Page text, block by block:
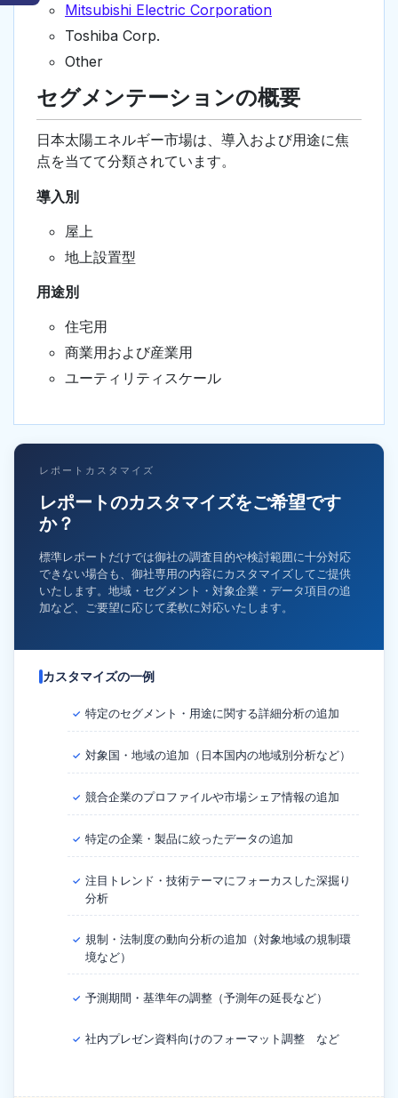
Mitsubishi Electric Corporation
Toshiba Corp.
Other
セグメンテーションの概要
日本太陽エネルギー市場は、導入および用途に焦
点を当てて分類されています。
導入別
屋上
地上設置型
用途別
住宅用
商業用および産業用
ユーティリティスケール
レポートカスタマイズ
レポートのカスタマイズをご希望です
か？
標準レポートだけでは御社の調査目的や検討範囲に十分対応
できない場合も、御社専用の内容にカスタマイズしてご提供
いたします。地域・セグメント・対象企業・データ項目の追
加など、ご要望に応じて柔軟に対応いたします。
カスタマイズの一例
✓ 特定のセグメント・用途に関する詳細分析の追加
✓ 対象国・地域の追加（日本国内の地域別分析など）
✓ 競合企業のプロファイルや市場シェア情報の追加
✓ 特定の企業・製品に絞ったデータの追加
✓ 注目トレンド・技術テーマにフォーカスした深掘り
分析
✓ 規制・法制度の動向分析の追加（対象地域の規制環
境など）
✓ 予測期間・基準年の調整（予測年の延長など）
✓ 社内プレゼン資料向けのフォーマット調整 など